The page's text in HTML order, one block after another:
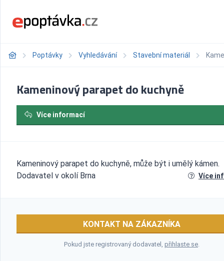
Poptávky Vyhledávání Stavební materiál
Kameninový parapet do kuchyně
Více informací
Kameninový parapet do kuchyně, může být i umělý kámen.
Dodavatel v okolí Brna
Více
KONTAKT NA ZÁKAZNÍKA
Pokud jste registrovaný dodavatel, přihlaste se.